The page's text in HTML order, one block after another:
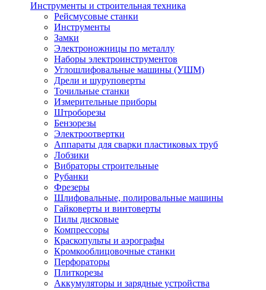
Инструменты и строительная техника
Рейсмусовые станки
Инструменты
Замки
Электроножницы по металлу
Наборы электроинструментов
Углошлифовальные машины (УШМ)
Дрели и шуруповерты
Точильные станки
Измерительные приборы
Штроборезы
Бензорезы
Электроотвертки
Аппараты для сварки пластиковых труб
Лобзики
Вибраторы строительные
Рубанки
Фрезеры
Шлифовальные, полировальные машины
Гайковерты и винтоверты
Пилы дисковые
Компрессоры
Краскопульты и аэрографы
Кромкооблицовочные станки
Перфораторы
Плиткорезы
Аккумуляторы и зарядные устройства